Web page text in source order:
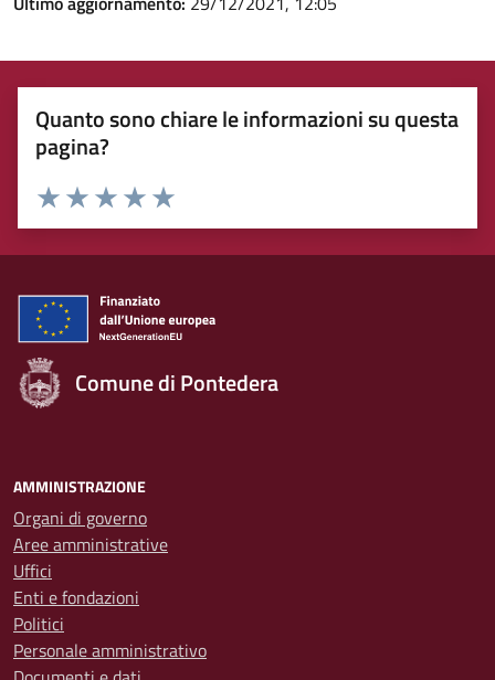
Quanto sono chiare le informazioni su questa
pagina?
Rating:
Valuta 5 stelle su 5
Valuta 4 stelle su 5
Valuta 3 stelle su 5
Valuta 2 stelle su 5
Valuta 1 stelle su 5
Comune di Pontedera
AMMINISTRAZIONE
Organi di governo
Aree amministrative
Uffici
Enti e fondazioni
Politici
Personale amministrativo